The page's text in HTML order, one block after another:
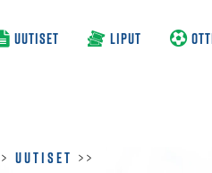
UUTISET LIPUT
Uutiset >>